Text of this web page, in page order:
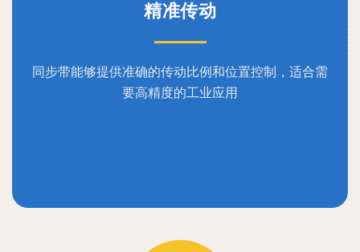
精准传动
同步带能够提供准确的传动比例和位置控制，适合需
要高精度的工业应用